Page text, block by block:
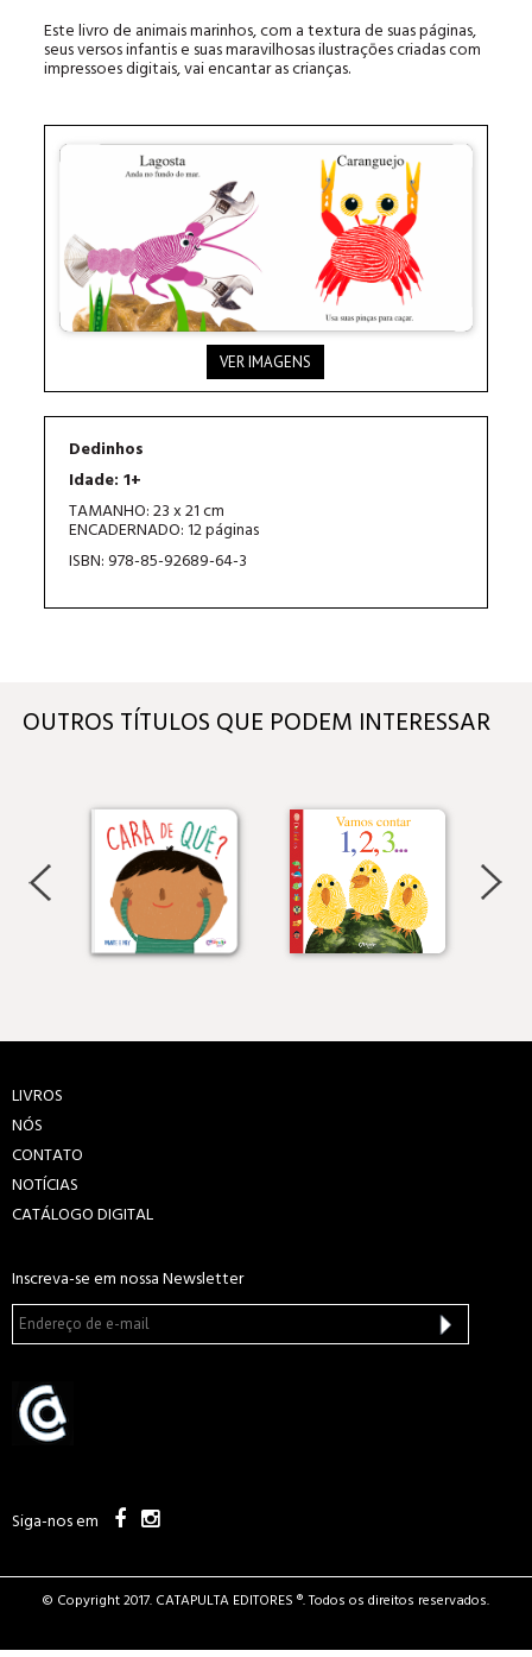
Este livro de animais marinhos, com a textura de suas páginas,
seus versos infantis e suas maravilhosas ilustraçōes criadas com
impressoes digitais, vai encantar as crianças.
VER IMAGENS
Dedinhos
Idade: 1+
TAMANHO: 23 x 21 cm
ENCADERNADO: 12 páginas
ISBN: 978-85-92689-64-3
OUTROS TÍTULOS QUE PODEM INTERESSAR
LIVROS
NÓS
CONTATO
NOTÍCIAS
CATÁLOGO DIGITAL
Inscreva-se em nossa Newsletter
Siga-nos em
© Copyright 2017. CATAPULTA EDITORES ®. Todos os direitos reservados.